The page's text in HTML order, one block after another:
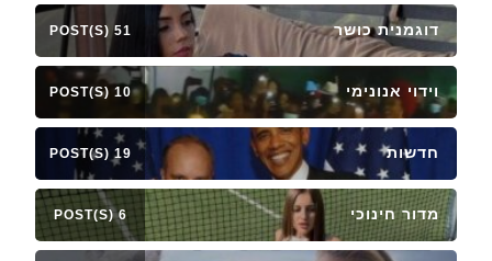
דוגמנית כושר 51 POST(S)
וידוי אנונימי 10 POST(S)
חדשות 19 POST(S)
מדור חינוכי 6 POST(S)